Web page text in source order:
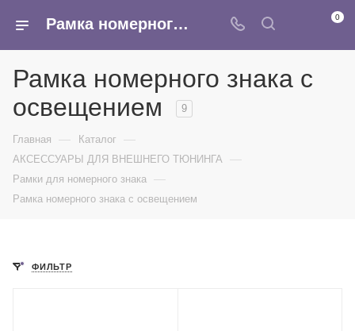
Рамка номерного знака с освещением - купить оптом в интернет-магазине Армина 0
Рамка номерного знака с
освещением
9
Главная — Каталог —
АКСЕССУАРЫ ДЛЯ ВНЕШНЕГО ТЮНИНГА —
Рамки для номерного знака —
Рамка номерного знака с освещением
ФИЛЬТР